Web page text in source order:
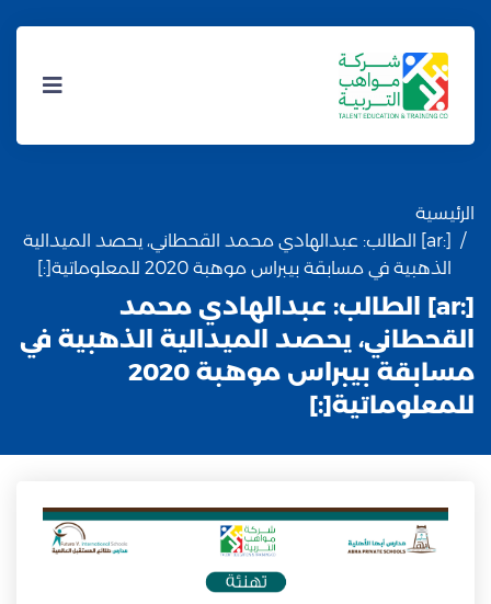
الرئيسية
[:ar] الطالب: عبدالهادي محمد القحطاني، يحصد الميدالية
الذهبية في مسابقة بيبراس موهبة 2020 للمعلوماتية[:]
[:ar] الطالب: عبدالهادي محمد
القحطاني، يحصد الميدالية الذهبية في
مسابقة بيبراس موهبة 2020
للمعلوماتية[:]